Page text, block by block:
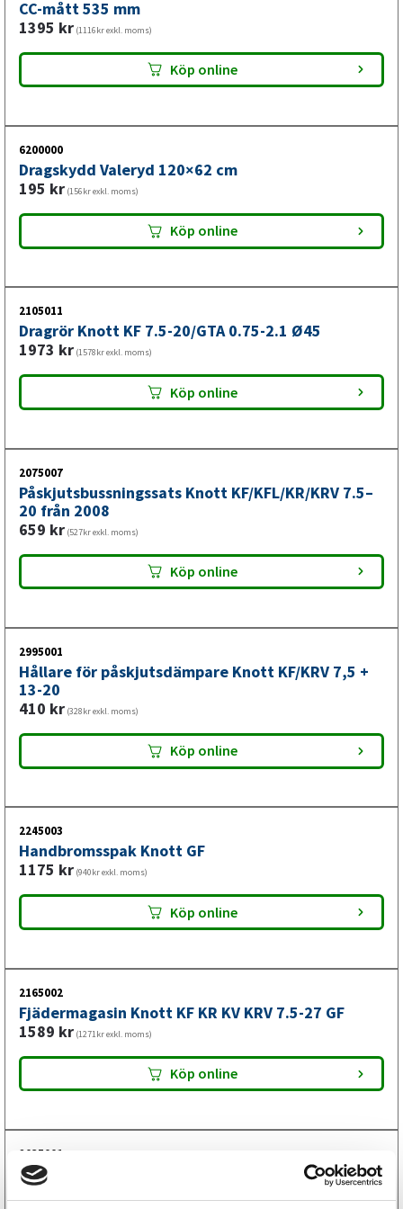
CC-mått 535 mm
1395 kr (1116kr exkl. moms)
Köp online
6200000
Dragskydd Valeryd 120×62 cm
195 kr (156kr exkl. moms)
Köp online
2105011
Dragrör Knott KF 7.5-20/GTA 0.75-2.1 Ø45
1973 kr (1578kr exkl. moms)
Köp online
2075007
Påskjutsbussningssats Knott KF/KFL/KR/KRV 7.5–
20 från 2008
659 kr (527kr exkl. moms)
Köp online
2995001
Hållare för påskjutsdämpare Knott KF/KRV 7,5 +
13-20
410 kr (328kr exkl. moms)
Köp online
2245003
Handbromsspak Knott GF
1175 kr (940kr exkl. moms)
Köp online
2165002
Fjädermagasin Knott KF KR KV KRV 7.5-27 GF
1589 kr (1271kr exkl. moms)
Köp online
2035001
Bromsexpander Knott KH/GF
853